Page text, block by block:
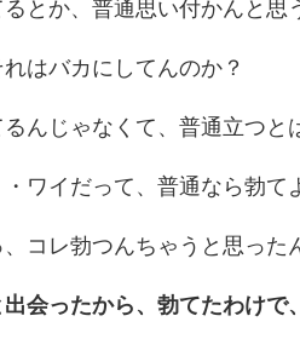
とか、普通思い付かんと思
はバカにしてんのか？
んじゃなくて、普通立つと
ワイだって、普通なら勃て
コレ勃つんちゃうと思った
会ったから、勃てたわけで